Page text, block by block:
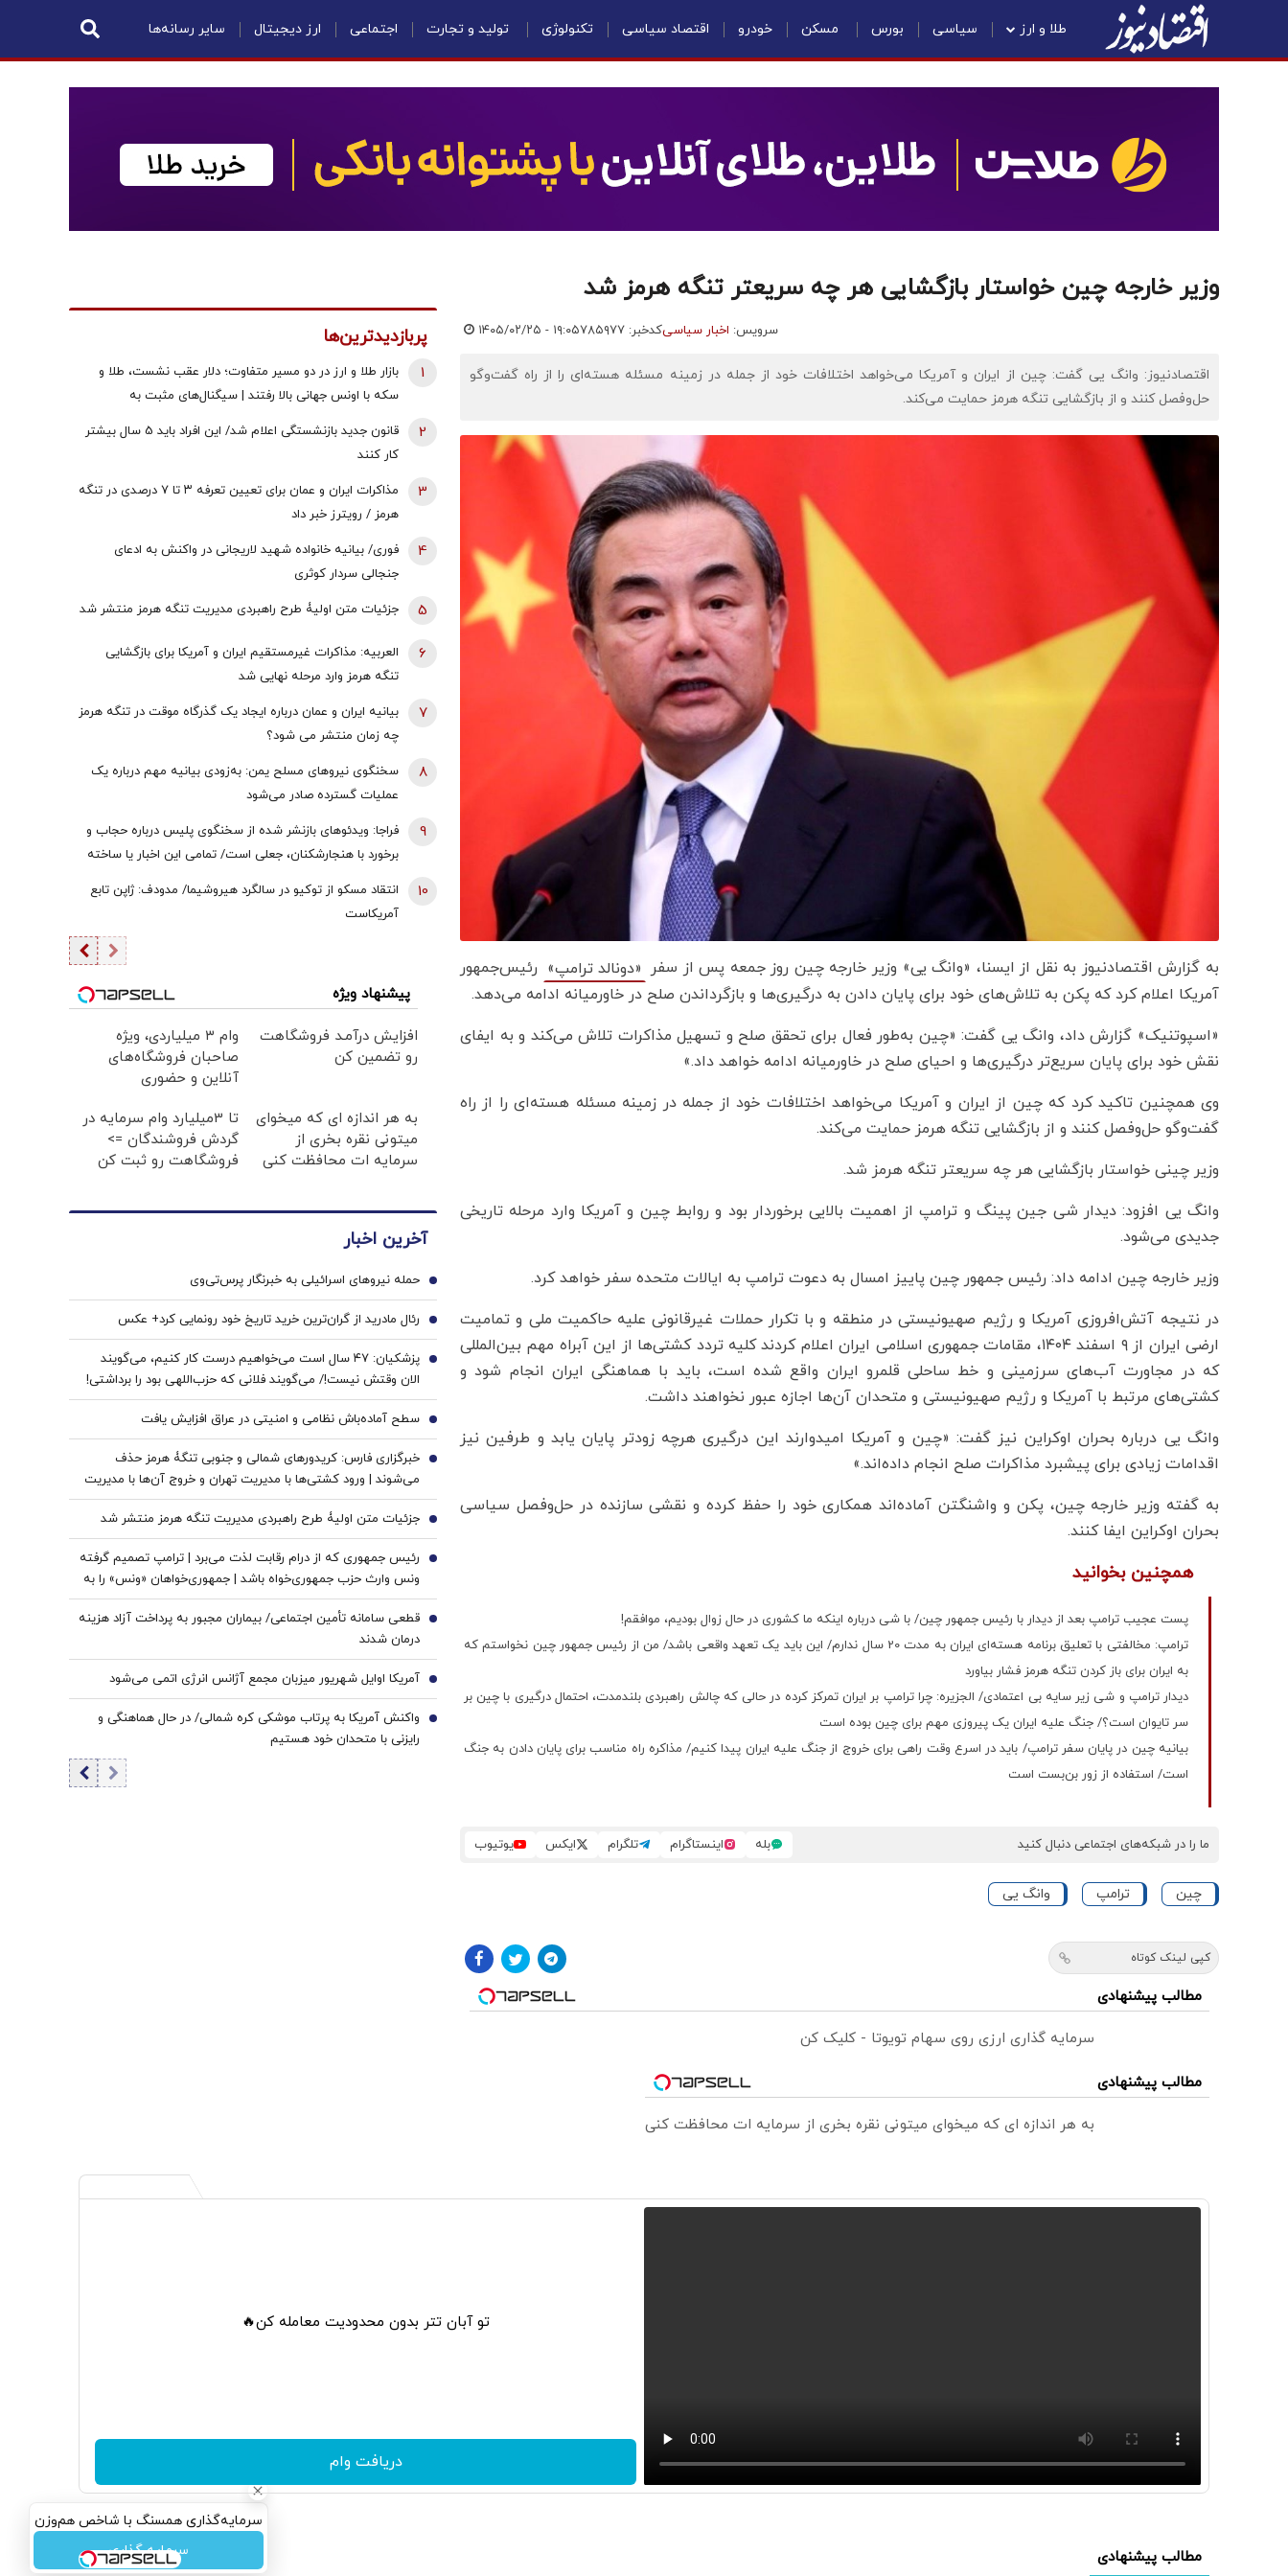
طلا و ارز سیاسی بورس مسکن خودرو اقتصاد سیاسی تکنولوژی تولید و تجارت اجتماعی ارز دیجیتال سایر رسانه‌ها
وزیر خارجه چین خواستار بازگشایی هر چه سریعتر تنگه هرمز شد
سرویس: اخبار سیاسیکدخبر: ۷۸۵۹۷۷ ۱۴۰۵/۰۲/۲۵ - ۱۹:۰۵
اقتصادنیوز: وانگ یی گفت: چین از ایران و آمریکا می‌خواهد اختلافات خود از جمله در زمینه مسئله هسته‌ای را از راه گفت‌وگو
حل‌وفصل کنند و از بازگشایی تنگه هرمز حمایت می‌کند.
به گزارش اقتصادنیوز به نقل از ایسنا، «وانگ یی» وزیر خارجه چین روز جمعه پس از سفر «دونالد ترامپ» رئیس‌جمهور
آمریکا اعلام کرد که پکن به تلاش‌های خود برای پایان دادن به درگیری‌ها و بازگرداندن صلح در خاورمیانه ادامه می‌دهد.
«اسپوتنیک» گزارش داد، وانگ یی گفت: «چین به‌طور فعال برای تحقق صلح و تسهیل مذاکرات تلاش می‌کند و به ایفای
نقش خود برای پایان سریع‌تر درگیری‌ها و احیای صلح در خاورمیانه ادامه خواهد داد.»
وی همچنین تاکید کرد که چین از ایران و آمریکا می‌خواهد اختلافات خود از جمله در زمینه مسئله هسته‌ای را از راه
گفت‌وگو حل‌وفصل کنند و از بازگشایی تنگه هرمز حمایت می‌کند.
وزیر چینی خواستار بازگشایی هر چه سریعتر تنگه هرمز شد.
وانگ یی افزود: دیدار شی جین پینگ و ترامپ از اهمیت بالایی برخوردار بود و روابط چین و آمریکا وارد مرحله تاریخی
جدیدی می‌شود.
وزیر خارجه چین ادامه داد: رئیس جمهور چین پاییز امسال به دعوت ترامپ به ایالات متحده سفر خواهد کرد.
در نتیجه آتش‌افروزی آمریکا و رژیم صهیونیستی در منطقه و با تکرار حملات غیرقانونی علیه حاکمیت ملی و تمامیت
ارضی ایران از ۹ اسفند ۱۴۰۴، مقامات جمهوری اسلامی ایران اعلام کردند کلیه تردد کشتی‌ها از این آبراه مهم بین‌المللی
که در مجاورت آب‌های سرزمینی و خط ساحلی قلمرو ایران واقع شده است، باید با هماهنگی ایران انجام شود و
کشتی‌های مرتبط با آمریکا و رژیم صهیونیستی و متحدان آن‌ها اجازه عبور نخواهند داشت.
وانگ یی درباره بحران اوکراین نیز گفت: «چین و آمریکا امیدوارند این درگیری هرچه زودتر پایان یابد و طرفین نیز
اقدامات زیادی برای پیشبرد مذاکرات صلح انجام داده‌اند.»
به گفته وزیر خارجه چین، پکن و واشنگتن آماده‌اند همکاری خود را حفظ کرده و نقشی سازنده در حل‌وفصل سیاسی
بحران اوکراین ایفا کنند.
همچنین بخوانید
پست عجیب ترامپ بعد از دیدار با رئیس جمهور چین/ با شی درباره اینکه ما کشوری در حال زوال بودیم، موافقم!
ترامپ: مخالفتی با تعلیق برنامه هسته‌ای ایران به مدت 20 سال ندارم/ این باید یک تعهد واقعی باشد/ من از رئیس جمهور چین نخواستم که
به ایران برای باز کردن تنگه هرمز فشار بیاورد
دیدار ترامپ و شی زیر سایه بی اعتمادی/ الجزیره: چرا ترامپ بر ایران تمرکز کرده در حالی که چالش راهبردی بلندمدت، احتمال درگیری با چین بر
سر تایوان است؟/ جنگ علیه ایران یک پیروزی مهم برای چین بوده است
بیانیه چین در پایان سفر ترامپ/ باید در اسرع وقت راهی برای خروج از جنگ علیه ایران پیدا کنیم/ مذاکره راه مناسب برای پایان دادن به جنگ
است/ استفاده از زور بن‌بست است
ما را در شبکه‌های اجتماعی دنبال کنید بله اینستاگرام تلگرام ایکس یوتیوب
چین ترامپ وانگ یی
کپی لینک کوتاه
مطالب پیشنهادی
سرمایه گذاری ارزی روی سهام تویوتا - کلیک کن
مطالب پیشنهادی
به هر اندازه ای که میخوای میتونی نقره بخری از سرمایه ات محافظت کنی
سرمایه‌گذاری همسنگ با شاخص هم‌وزن
سرمایه گذاری
پربازدیدترین‌ها
بازار طلا و ارز در دو مسیر متفاوت؛ دلار عقب نشست، طلا و
سکه با اونس جهانی بالا رفتند | سیگنال‌های مثبت به
1
قانون جدید بازنشستگی اعلام شد/ این افراد باید 5 سال بیشتر
کار کنند
2
مذاکرات ایران و عمان برای تعیین تعرفه ۳ تا ۷ درصدی در تنگه
هرمز / رویترز خبر داد
3
فوری/ بیانیه خانواده شهید لاریجانی در واکنش به ادعای
جنجالی سردار کوثری
4
جزئیات متن اولیۀ طرح راهبردی مدیریت تنگه هرمز منتشر شد 5
العربیه: مذاکرات غیرمستقیم ایران و آمریکا برای بازگشایی
تنگه هرمز وارد مرحله نهایی شد
6
بیانیه ایران و عمان درباره ایجاد یک گذرگاه موقت در تنگه هرمز
چه زمان منتشر می شود؟
7
سخنگوی نیروهای مسلح یمن: به‌زودی بیانیه مهم درباره یک
عملیات گسترده صادر می‌شود
8
فراجا: ویدئوهای بازنشر شده از سخنگوی پلیس درباره حجاب و
برخورد با هنجارشکنان، جعلی است/ تمامی این اخبار یا ساخته
هوش مصنوعی هستند یا به گذشته تعلق دارند
9
انتقاد مسکو از توکیو در سالگرد هیروشیما/ مدودف: ژاپن تابع
آمریکاست
10
پیشنهاد ویژه
افزایش درآمـد فروشگاهت
رو تضمین کن
وام ۳ میلیاردی، ویژه
صاحبان فروشگاه‌های
آنلاین و حضوری
به هر اندازه ای که میخوای
میتونی نقره بخری از
سرمایه ات محافظت کنی
تا 3میلیارد وام سرمایه در
گردش فروشندگان =>
فروشگاهت رو ثبت کن
آخرین اخبار
حمله نیروهای اسرائیلی به خبرنگار پرس‌تی‌وی 1
رئال مادرید از گران‌ترین خرید تاریخ خود رونمایی کرد+ عکس 2
پزشکیان: ۴۷ سال است می‌خواهیم درست کار کنیم، می‌گویند
الان وقتش نیست!/ می‌گویند فلانی که حزب‌اللهی بود را برداشتی!
+ فیلم
3
سطح آماده‌باش نظامی و امنیتی در عراق افزایش یافت 4
خبرگزاری فارس: کریدورهای شمالی و جنوبی تنگۀ هرمز حذف
می‌شوند | ورود کشتی‌ها با مدیریت تهران و خروج آن‌ها با مدیریت
مشترک تهران و مسقط خواهد بود | عوارض برای گذر از تنگه در
قالب بهای خدمات است
5
جزئیات متن اولیۀ طرح راهبردی مدیریت تنگه هرمز منتشر شد 6
رئیس جمهوری که از درام رقابت لذت می‌برد | ترامپ تصمیم گرفته
ونس وارث حزب جمهوری‌خواه باشد | جمهوری‌خواهان «ونس» را به
«روبیو» ترجیح می‌دهند؟
7
قطعی سامانه تأمین اجتماعی/ بیماران مجبور به پرداخت آزاد هزینه
درمان شدند
8
آمریکا اوایل شهریور میزبان مجمع آژانس انرژی اتمی می‌شود 9
واکنش آمریکا به پرتاب موشکی کره شمالی/ در حال هماهنگی و
رایزنی با متحدان خود هستیم
10
تو آبان تتر بدون محدودیت معامله کن🔥
دریافت وام
مطالب پیشنهادی